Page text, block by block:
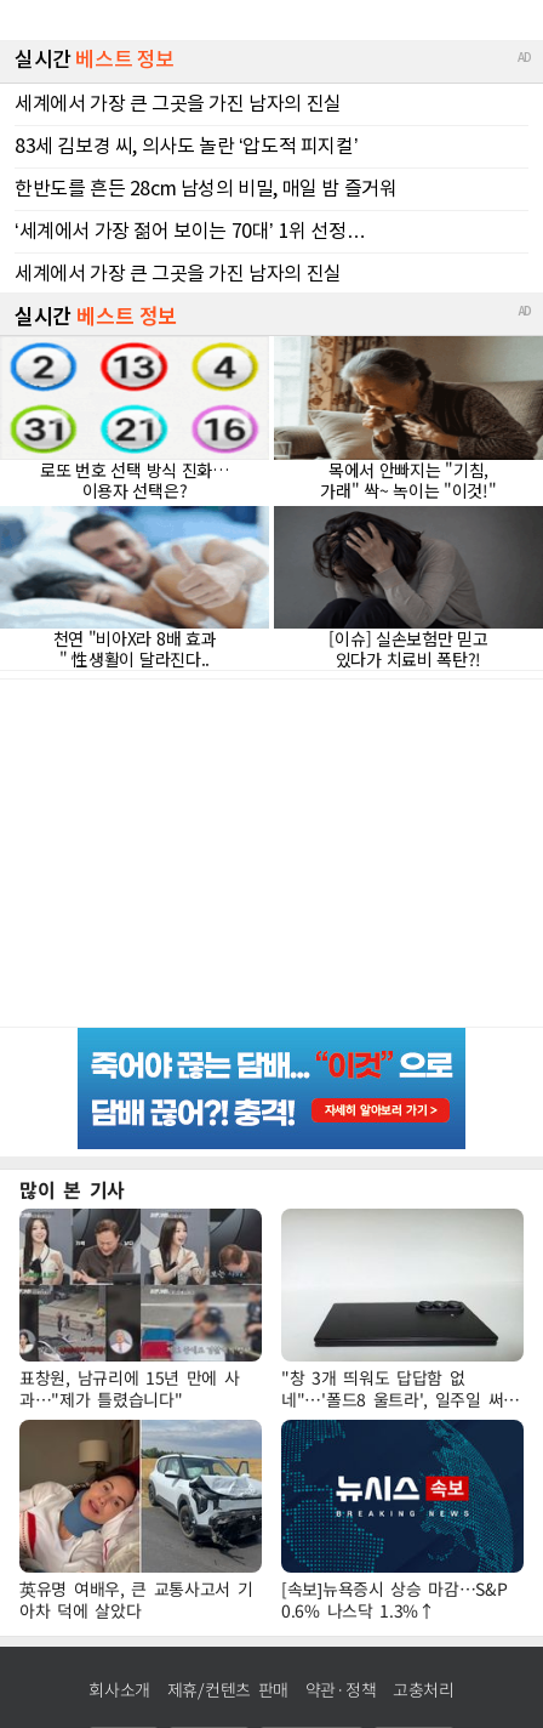
많이 본 기사
표창원, 남규리에 15년 만에 사
과…"제가 틀렸습니다"
"창 3개 띄워도 답답함 없
네"…'폴드8 울트라', 일주일 써보
니
英유명 여배우, 큰 교통사고서 기
아차 덕에 살았다
[속보]뉴욕증시 상승 마감…S&P
0.6% 나스닥 1.3%↑
회사소개 제휴/컨텐츠 판매 약관·정책 고충처리